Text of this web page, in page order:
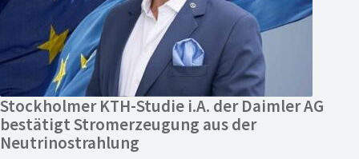
Stockholmer KTH-Studie i.A. der Daimler AG
bestätigt Stromerzeugung aus der
Neutrinostrahlung